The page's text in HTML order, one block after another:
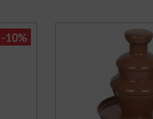
-10%